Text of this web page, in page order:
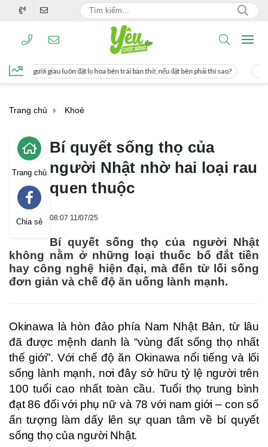
hoa bên trái bàn thờ, nếu đặt bên phải thì sao? Cách uống nước mía giúp
Trang chủ Khoẻ
Trang chủ
Chia sẻ
Bí quyết sống thọ của
người Nhật nhờ hai loại rau
quen thuộc
08:07 11/07/25
Bí quyết sống thọ của người Nhật
không nằm ở những loại thuốc bổ đắt tiền
hay công nghệ hiện đại, mà đến từ lối sống
đơn giản và chế độ ăn uống lành mạnh.
Okinawa là hòn đảo phía Nam Nhật Bản, từ lâu
đã được mệnh danh là “vùng đất sống thọ nhất
thế giới”. Với chế độ ăn Okinawa nổi tiếng và lối
sống lành mạnh, nơi đây sở hữu tỷ lệ người trên
100 tuổi cao nhất toàn cầu. Tuổi thọ trung bình
đạt 86 đối với phụ nữ và 78 với nam giới – con số
ấn tượng làm dấy lên sự quan tâm về bí quyết
sống thọ của người Nhật.